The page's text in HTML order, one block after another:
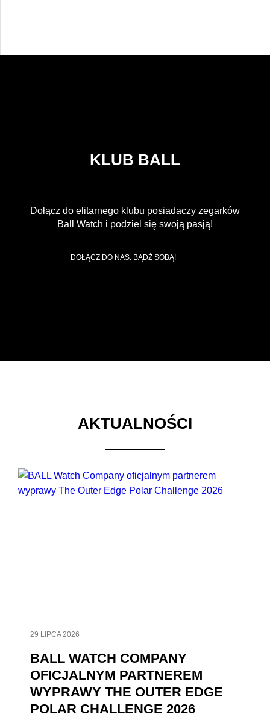
KLUB BALL
Dołącz do elitarnego klubu posiadaczy zegarków
Ball Watch i podziel się swoją pasją!
DOŁĄCZ DO NAS. BĄDŹ SOBĄ!
AKTUALNOŚCI
29 LIPCA 2026
BALL WATCH COMPANY
OFICJALNYM PARTNEREM
WYPRAWY THE OUTER EDGE
POLAR CHALLENGE 2026